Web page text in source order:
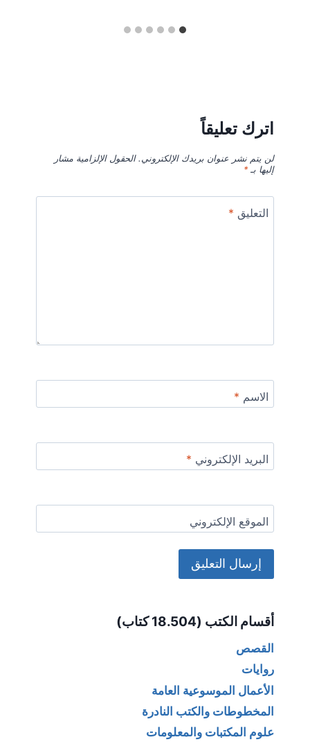
اترك تعليقاً
لن يتم نشر عنوان بريدك الإلكتروني. الحقول الإلزامية مشار
إليها بـ*
التعليق *
الاسم *
البريد الإلكتروني *
الموقع الإلكتروني
أقسام الكتب (18.504 كتاب)
القصص
روايات
الأعمال الموسوعية العامة
المخطوطات والكتب النادرة
علوم المكتبات والمعلومات